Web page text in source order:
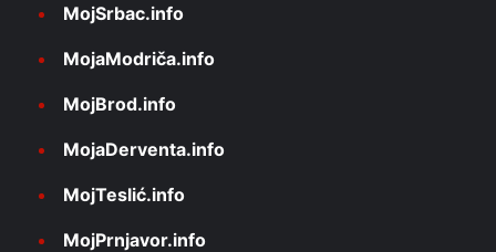
MojSrbac.info
MojaModriča.info
MojBrod.info
MojaDerventa.info
MojTeslić.info
MojPrnjavor.info